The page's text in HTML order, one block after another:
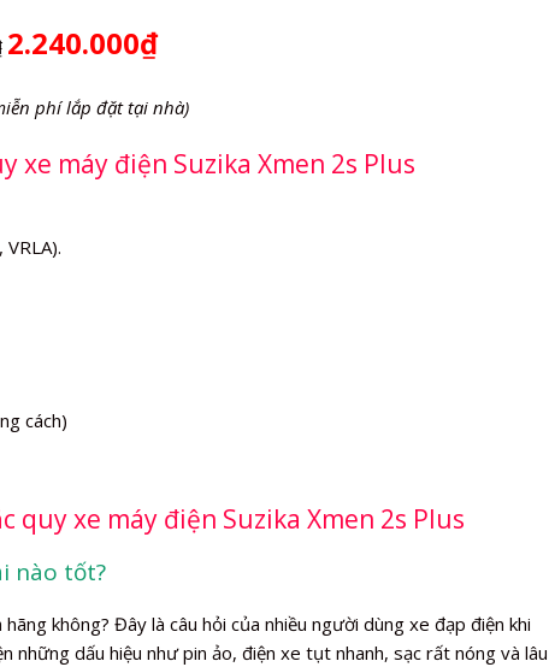
2.240.000₫
phí lắp đặt tại nhà)
máy điện Suzika Xmen 2s Plus
cách)
xe máy điện Suzika Xmen 2s Plus
nào tốt?
hãng không? Đây là câu hỏi của nhiều người dùng xe đạp điện khi
những dấu hiệu như pin ảo, điện xe tụt nhanh, sạc rất nóng và lâu